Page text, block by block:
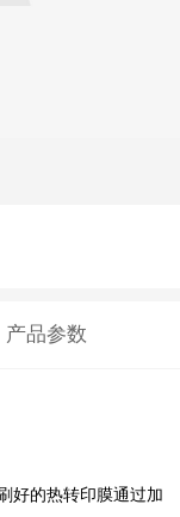
产品参数
好的热转印膜通过加